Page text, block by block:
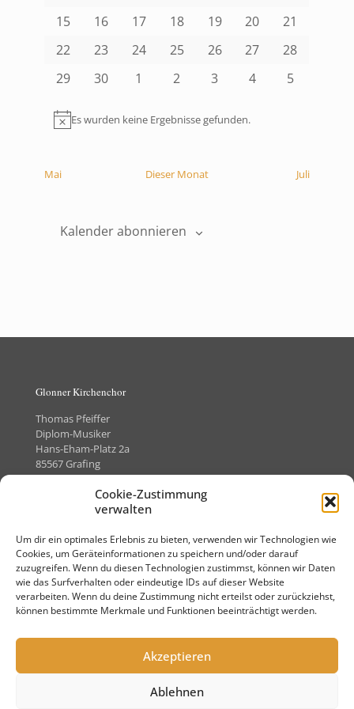
Cookie-Zustimmung
verwalten
Um dir ein optimales Erlebnis zu bieten, verwenden wir Technologien wie
Cookies, um Geräteinformationen zu speichern und/oder darauf
zuzugreifen. Wenn du diesen Technologien zustimmst, können wir Daten
wie das Surfverhalten oder eindeutige IDs auf dieser Website
verarbeiten. Wenn du deine Zustimmung nicht erteilst oder zurückziehst,
können bestimmte Merkmale und Funktionen beeinträchtigt werden.
Akzeptieren
Ablehnen
0
15
0
16
0
17
0
18
0
19
0
20
0
21
0
22
0
23
0
24
0
25
0
26
0
27
0
28
0
29
0
30
0
1
0
2
0
3
0
4
0
5
HinweisEs wurden keine Ergebnisse gefunden.
Mai Dieser Monat Juli
Kalender abonnieren
Glonner Kirchenchor
Thomas Pfeiffer
Diplom-Musiker
Hans-Eham-Platz 2a
85567 Grafing
Telefon +49 (0)8092-8505373
Kontakt
Impressum
Datenschutz